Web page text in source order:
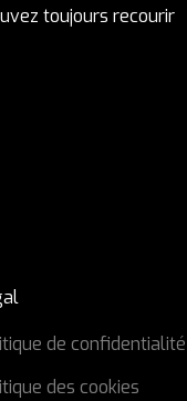
toujours recourir
de confidentialité
des cookies